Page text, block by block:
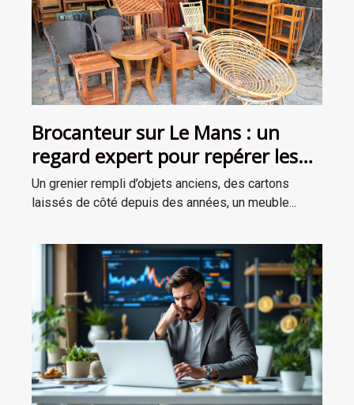
Brocanteur sur Le Mans : un
regard expert pour repérer les
trésors oubliés
Un grenier rempli d’objets anciens, des cartons
laissés de côté depuis des années, un meuble...